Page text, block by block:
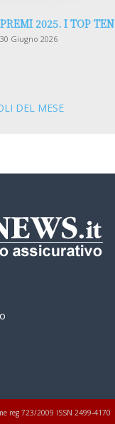
PREMI 2025. I TOP TEN
30 Giugno 2026
DEL MESE
reg 723/2009 ISSN 2499-4170